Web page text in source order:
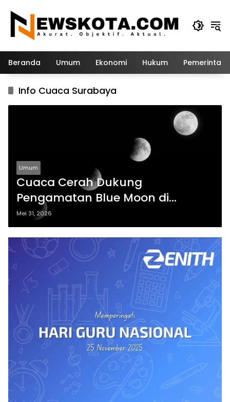
konten
Beranda Umum Ekonomi Hukum
Info Cuaca Surabaya
Umum
Cuaca Cerah Dukung
Pengamatan Blue Moon di
Surabaya pada 31 Mei 2026
Mei 31, 2026